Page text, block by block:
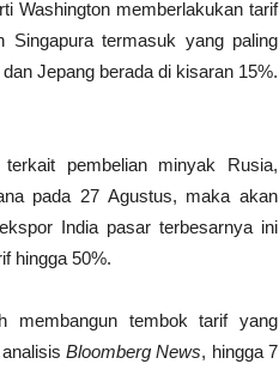
Washington memberlakukan tarif
Singapura termasuk yang paling
Jepang berada di kisaran 15%.
pembelian minyak Rusia,
pada 27 Agustus, maka akan
India pasar terbesarnya ini
hingga 50%.
membangun tembok tarif yang
analisisBloomberg News, hingga 7